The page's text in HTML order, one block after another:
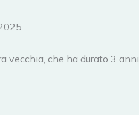
vecchia, che ha durato 3 anni.